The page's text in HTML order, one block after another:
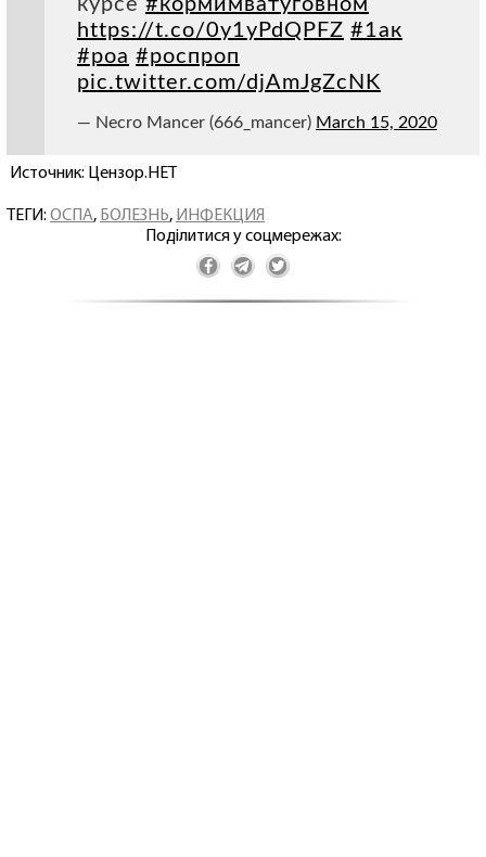
курсе #кормимватуговном
https://t.co/0y1yPdQPFZ #1ак
#роа #роспроп
pic.twitter.com/djAmJgZcNK
— Necro Mancer (666_mancer) March 15, 2020
Источник: Цензор.НЕТ
ТЕГИ: ОСПА, БОЛЕЗНЬ, ИНФЕКЦИЯ
Поділитися у соцмережах: